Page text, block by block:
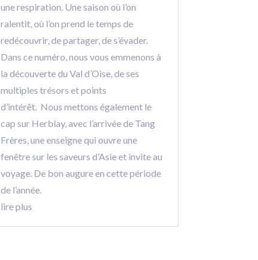
une respiration. Une saison où l’on
ralentit, où l’on prend le temps de
redécouvrir, de partager, de s’évader.
Dans ce numéro, nous vous emmenons à
la découverte du Val d’Oise, de ses
multiples trésors et points
d’intérêt. Nous mettons également le
cap sur Herblay, avec l’arrivée de Tang
Frères, une enseigne qui ouvre une
fenêtre sur les saveurs d’Asie et invite au
voyage. De bon augure en cette période
de l’année.
lire plus